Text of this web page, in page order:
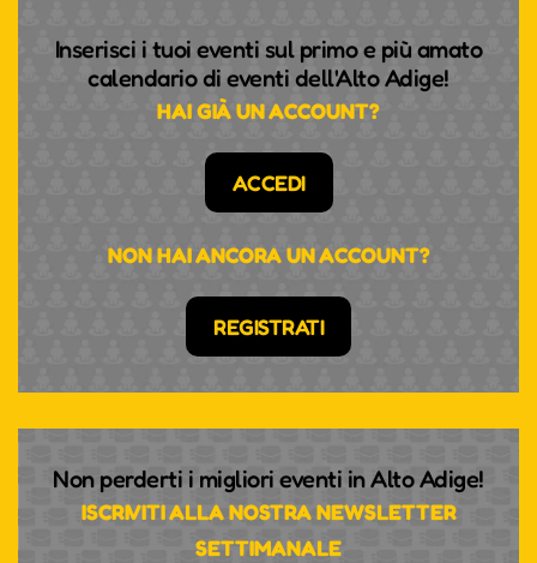
Inserisci i tuoi eventi sul primo e più amato
calendario di eventi dell'Alto Adige!
HAI GIÀ UN ACCOUNT?
ACCEDI
NON HAI ANCORA UN ACCOUNT?
REGISTRATI
Non perderti i migliori eventi in Alto Adige!
ISCRIVITI ALLA NOSTRA NEWSLETTER
SETTIMANALE